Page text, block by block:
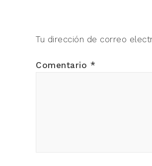
Tu dirección de correo
Comentario *